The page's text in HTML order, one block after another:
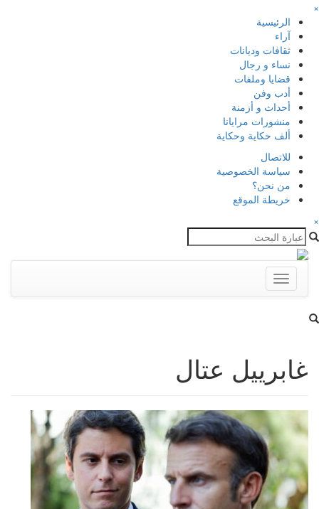
×
الرئيسية
آراء
ثقافات وديانات
نساء و رجال
قضايا وملفات
أدب وفن
أحداث و أزمنة
منشورات مرايانا
ألف حكاية وحكاية
للاتصال
سياسة الخصوصية
من نحن؟
خريطة الموقع
×
Toggle
navigation
غابرييل عتال